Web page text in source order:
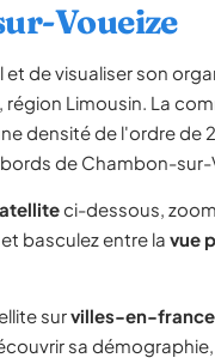
Voueize
de visualiser son
Limousin. La
densité de l'ordre de
de Chambon-sur-
ci-dessous,
basculez entre la vue
survilles-en-
sa